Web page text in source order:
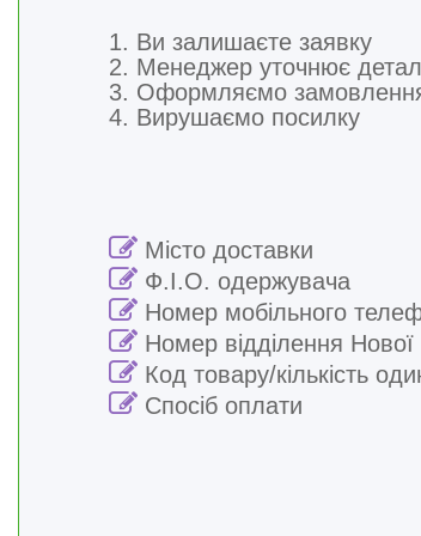
1. Ви залишаєте заявку
2. Менеджер уточнює
3. Оформляємо
4. Вирушаємо посилку
Місто доставки
Ф.І.О. одержувача
Номер мобільного
Номер відділення
Код товару/кількість
Спосіб оплати